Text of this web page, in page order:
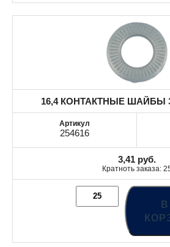
16,4 КОНТАКТНЫЕ ШАЙБЫ
254616
3,41 руб.
Кратноть заказа:
В